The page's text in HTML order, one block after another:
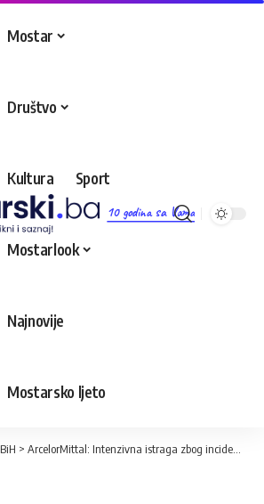
10 godina sa Vama
Mostar
Društvo
Kultura Sport
Mostarlook
Najnovije
Mostarsko ljeto
BiH > ArcelorMittal: Intenzivna istraga zbog incidenta u rijeci Bosni, rezultate očekujemo za 24 sata